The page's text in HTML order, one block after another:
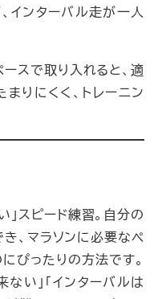
インターバル走が一人
スで取り入れると、適
りにくく、トレーニン
」スピード練習。自分の
、マラソンに必要なペ
ぴったりの方法です。
い」「インターバルは